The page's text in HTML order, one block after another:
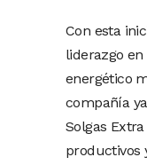
Con esta
liderazgo
energético
compañía
Solgas
productivos